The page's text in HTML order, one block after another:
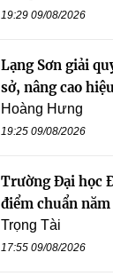
19:29 09/08/2026
Lạng Sơn giải
sở, nâng cao
Hoàng Hưng
19:25 09/08/2026
Trường Đại học
điểm chuẩn
Trọng Tài
17:55 09/08/2026